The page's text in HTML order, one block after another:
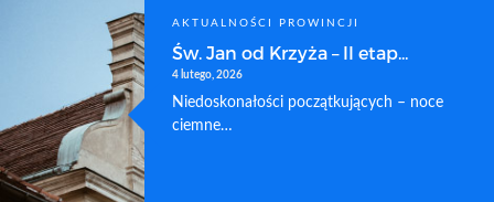
AKTUALNOŚCI PROWINCJI
Św. Jan od Krzyża – II etap...
4 lutego, 2026
Niedoskonałości początkujących – noce
ciemne…